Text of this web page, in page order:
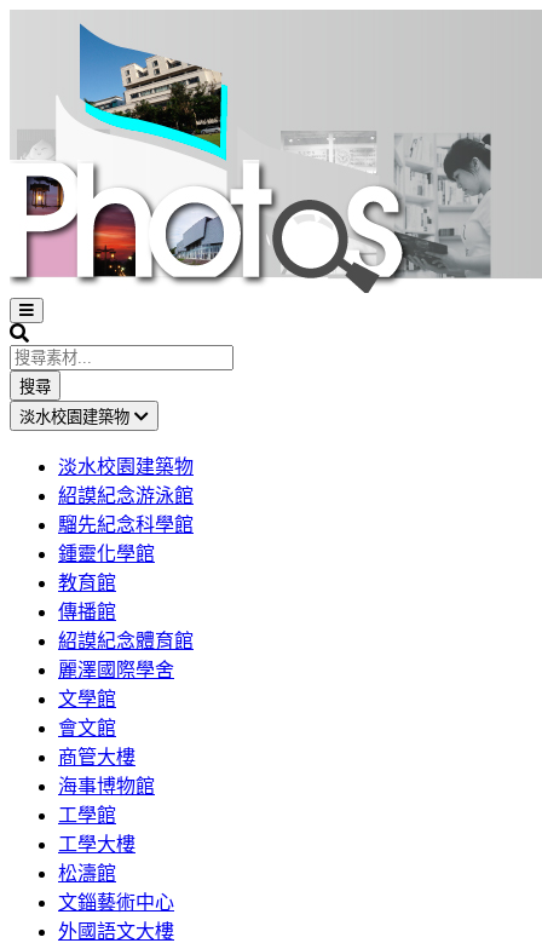
Open
sidebar
Search
搜尋
淡水校園建築物
淡水校園建築物
紹謨紀念游泳館
騮先紀念科學館
鍾靈化學館
教育館
傳播館
紹謨紀念體育館
麗澤國際學舍
文學館
會文館
商管大樓
海事博物館
工學館
工學大樓
松濤館
文錙藝術中心
外國語文大樓